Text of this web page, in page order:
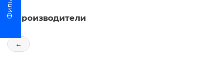
Производители
←